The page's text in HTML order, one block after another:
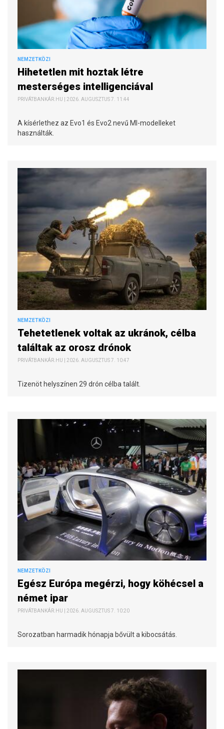
NEMZETKÖZI
Hihetetlen mit hoztak létre
mesterséges intelligenciával
PRIVÁTBANKÁR.HU | 2026. AUGUSZTUS 7. 11:44
A kísérlethez az Evo1 és Evo2 nevű MI-modelleket
használták.
NEMZETKÖZI
Tehetetlenek voltak az ukránok, célba
találtak az orosz drónok
PRIVÁTBANKÁR.HU | 2026. AUGUSZTUS 7. 10:47
Tizenöt helyszínen 29 drón célba talált.
NEMZETKÖZI
Egész Európa megérzi, hogy köhécsel a
német ipar
PRIVÁTBANKÁR.HU | 2026. AUGUSZTUS 7. 10:20
Sorozatban harmadik hónapja bővült a kibocsátás.